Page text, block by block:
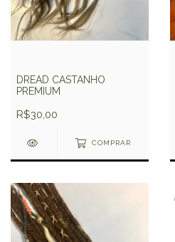
DREAD CASTANHO
PREMIUM
R$30,00
COMPRAR